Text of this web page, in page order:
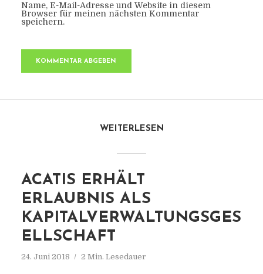
Name, E-Mail-Adresse und Website in diesem
Browser für meinen nächsten Kommentar
speichern.
WEITERLESEN
ACATIS ERHÄLT
ERLAUBNIS ALS
KAPITALVERWALTUNGSGES
ELLSCHAFT
24. Juni 2018 2 Min. Lesedauer